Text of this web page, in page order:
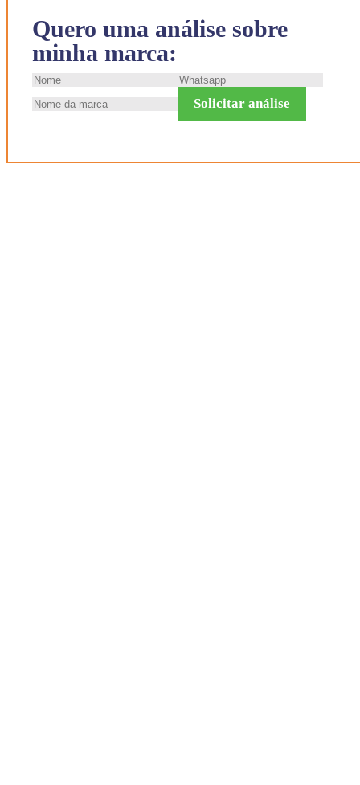
Quero uma análise sobre
minha marca:
Solicitar análise